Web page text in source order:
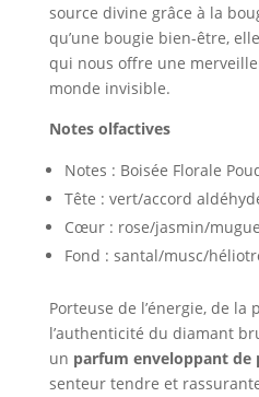
source divine grâce à la
qu’une bougie bien-être,
qui nous offre une
monde invisible.
Notes olfactives
Notes : Boisée Florale
Tête : vert/accord
Cœur : rose/jasmin/
Fond : santal/musc/
Porteuse de l’énergie, de la
l’authenticité du diamant
un parfum enveloppant de
senteur tendre et